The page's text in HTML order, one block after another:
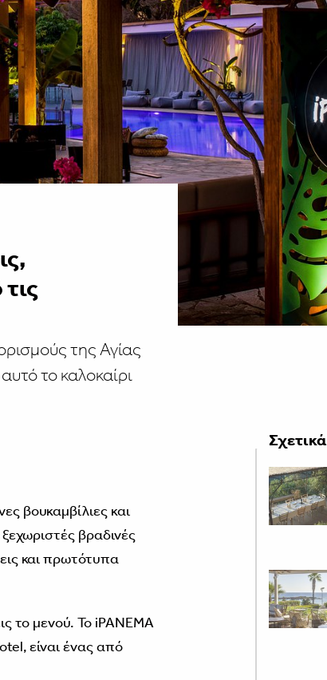
της Αγίας
το καλοκαίρι
βουκαμβίλιες και
βραδινές
και πρωτότυπα
το μενού. Το iPANEMA
είναι ένας από
Σχετικά